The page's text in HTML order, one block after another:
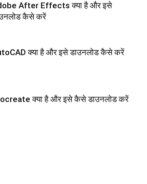
After Effects क्या है और इसे
कैसे करें
क्या है और इसे डाउनलोड कैसे करें
क्या है और इसे कैसे डाउनलोड करें